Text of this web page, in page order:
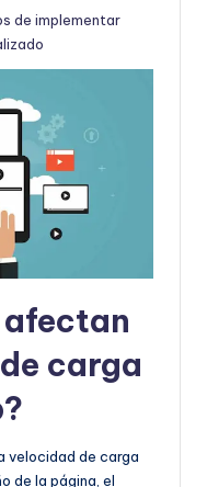
de implementar
carga
velocidad de carga
de la página, el